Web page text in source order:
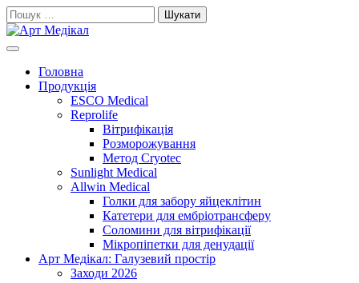
Skip
to
content
Пошук:
Арт Медікал
матеріалиГоловна
Продукція
ESCO Medical
Reprolife
Вітрифікація
Розморожування
Метод Cryotec
Sunlight Medical
Allwin Medical
Голки для забору яйцеклітин
Катетери для ембріотрансферу
Соломини для вітрифікації
Мікропіпетки для денудації
Арт Медікал: Галузевий простір
Заходи 2026